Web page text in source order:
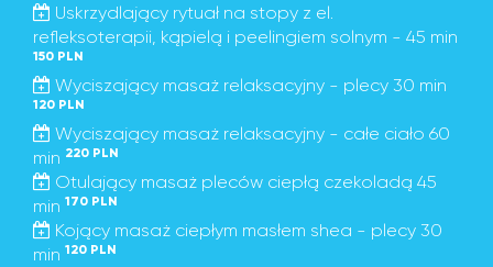
Uskrzydlający rytuał na stopy z el.
refleksoterapii, kąpielą i peelingiem solnym - 45 min
150 PLN
Wyciszający masaż relaksacyjny - plecy 30 min
120 PLN
Wyciszający masaż relaksacyjny - całe ciało 60
min 220 PLN
Otulający masaż pleców ciepłą czekoladą 45
min 170 PLN
Kojący masaż ciepłym masłem shea - plecy 30
min 120 PLN